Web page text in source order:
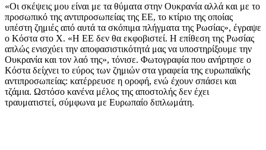
«Οι σκέψεις μου είναι με τα θύματα στην Ουκρανία αλλά και με το
προσωπικό της αντιπροσωπείας της ΕΕ, το κτίριο της οποίας
υπέστη ζημιές από αυτά τα σκόπιμα πλήγματα της Ρωσίας», έγραψε
ο Κόστα στο Χ. «Η ΕΕ δεν θα εκφοβιστεί. Η επίθεση της Ρωσίας
απλώς ενισχύει την αποφασιστικότητά μας να υποστηρίξουμε την
Ουκρανία και τον λαό της», τόνισε. Φωτογραφία που ανήρτησε ο
Κόστα δείχνει το εύρος των ζημιών στα γραφεία της ευρωπαϊκής
αντιπροσωπείας: κατέρρευσε η οροφή, ενώ έχουν σπάσει και
τζάμια. Ωστόσο κανένα μέλος της αποστολής δεν έχει
τραυματιστεί, σύμφωνα με Ευρωπαίο διπλωμάτη.